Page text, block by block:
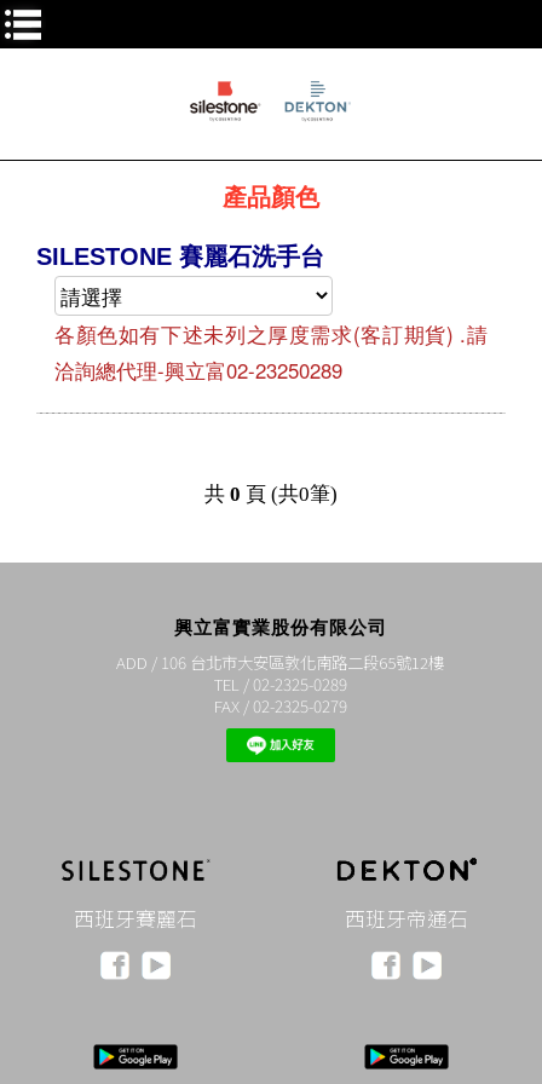
產品顏色
SILESTONE 賽麗石洗手台
各顏色如有下述未列之厚度需求(客訂期貨) .請
洽詢總代理-興立富02-23250289
共 0 頁 (共0筆)
興立富實業股份有限公司
ADD / 106 台北市大安區敦化南路二段65號12樓
TEL / 02-2325-0289
FAX / 02-2325-0279
西班牙賽麗石 西班牙帝通石